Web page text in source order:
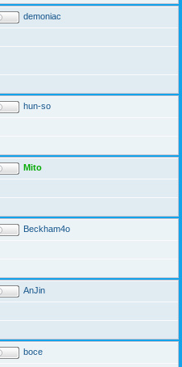
demoniac
hun-so
Mito
Beckham4o
AnJin
boce